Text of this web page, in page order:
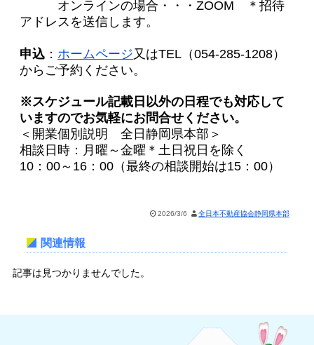
オンラインの場合・・・ZOOM ＊招待
アドレスを送信します。
申込 ： ホームページ又はTEL（054-285-1208）
からご予約ください。
※スケジュール記載日以外の日程でも対応して
いますのでお気軽にお問合せください。
＜開業個別説明 全日静岡県本部＞
相談日時：月曜～金曜＊土日祝日を除く
10：00～16：00（最終の相談開始は15：00）
2026/3/6 全日本不動産協会静岡県本部
関連情報
記事は見つかりませんでした。